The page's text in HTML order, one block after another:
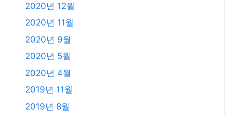
2020년 12월
2020년 11월
2020년 9월
2020년 5월
2020년 4월
2019년 11월
2019년 8월